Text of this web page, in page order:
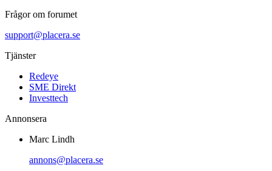
Frågor om forumet
support@placera.se
Tjänster
Redeye
SME Direkt
Investtech
Annonsera
Marc Lindh
annons@placera.se